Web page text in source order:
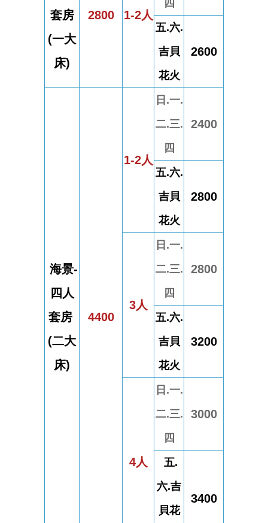
套房
(一大
床)
2800 1-2人
四
五.六.
吉貝
花火
2600
海景-
四人
套房
(二大
床)
4400
1-2人
日.一.
二.三.
四
2400
五.六.
吉貝
花火
2800
3人
日.一.
二.三.
四
2800
五.六.
吉貝
花火
3200
4人
日.一.
二.三.
四
3000
五.
六.吉
貝花
3400